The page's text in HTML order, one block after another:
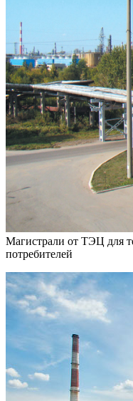
Магистрали от ТЭЦ для
потребителей